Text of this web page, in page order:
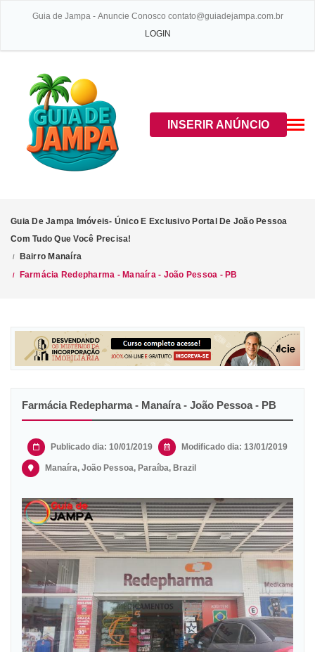
Guia de Jampa - Anuncie Conosco contato@guiadejampa.com.br
LOGIN
INSERIR ANÚNCIO
Guia De Jampa Imóveis- Único E Exclusivo Portal De João Pessoa
Com Tudo Que Você Precisa!
/ Bairro Manaíra
/ Farmácia Redepharma - Manaíra - João Pessoa - PB
Farmácia Redepharma - Manaíra - João Pessoa - PB
Publicado dia: 10/01/2019 Modificado dia: 13/01/2019
Manaíra, João Pessoa, Paraíba, Brazil